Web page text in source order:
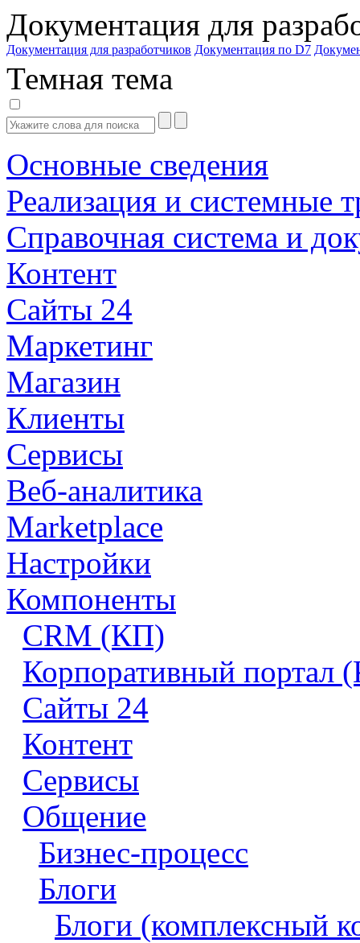
Документация для
Документация для разработчиков Документация по D7
Темная тема
Основные сведения
Реализация и системные
Справочная система и
Контент
Сайты 24
Маркетинг
Магазин
Клиенты
Сервисы
Веб-аналитика
Marketplace
Настройки
Компоненты
CRM (КП)
Корпоративный портал
Сайты 24
Контент
Сервисы
Общение
Бизнес-процесс
Блоги
Блоги (комплексный